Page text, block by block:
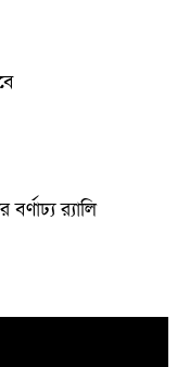
র‍্যালি